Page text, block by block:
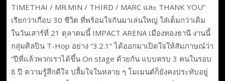
TIMETHAI / MR.MIN / THIRD / MARC และ THANK YOU”
เรียกว่าเกือบ 30 ชีวิต ที่พร้อมใจกันมาเล่นใหญ่ ใส่เต็มกว่าเดิม
ในวันเสาร์ที่ 21 ตุลาคมนี้ IMPACT ARENA เมืองทองธานี งานนี้
กลุ่มศิลปิน T-Hop อย่าง “3.2.1” ได้ออกมาเปิดใจให้สัมภาษณ์ว่า
“ปีที่แล้วพวกเราได้ขึ้น On stage ด้วยกัน แบบครบ 3 คนในรอบ
8 ปี ความรู้สึกดีใจ ปลื้มใจในหลาย ๆ โมเมนต์ก็ยังคงประทับอยู่